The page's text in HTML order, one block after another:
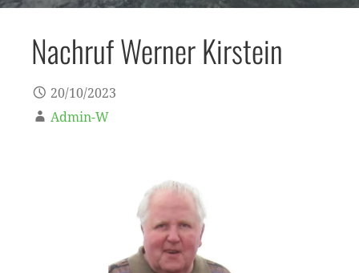
Nachruf Werner Kirstein
20/10/2023
Admin-W